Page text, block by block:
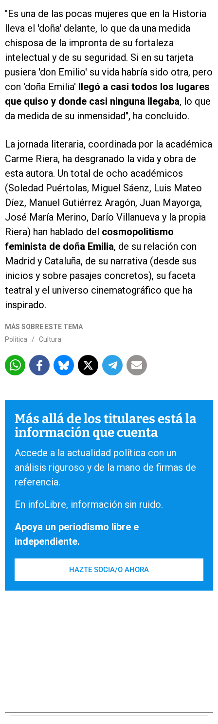
"Es una de las pocas mujeres que en la Historia
lleva el 'doña' delante, lo que da una medida
chisposa de la impronta de su fortaleza
intelectual y de su seguridad. Si en su tarjeta
pusiera 'don Emilio' su vida habría sido otra, pero
con 'doña Emilia' llegó a casi todos los lugares
que quiso y donde casi ninguna llegaba, lo que
da medida de su inmensidad", ha concluido.
La jornada literaria, coordinada por la académica
Carme Riera, ha desgranado la vida y obra de
esta autora. Un total de ocho académicos
(Soledad Puértolas, Miguel Sáenz, Luis Mateo
Díez, Manuel Gutiérrez Aragón, Juan Mayorga,
José María Merino, Darío Villanueva y la propia
Riera) han hablado del cosmopolitismo
feminista de doña Emilia, de su relación con
Madrid y Cataluña, de su narrativa (desde sus
inicios y sobre pasajes concretos), su faceta
teatral y el universo cinematográfico que ha
inspirado.
MÁS SOBRE ESTE TEMA
Política
/ Cultura
Más allá de los titulares está la
información que cuenta
Accede a la actualidad política con un
análisis riguroso y de la mano de firmas de
referencia.
En infoLibre, información sin ruido.
Apoya un periodismo libre e
independiente.
HAZTE SOCIA/O AHORA